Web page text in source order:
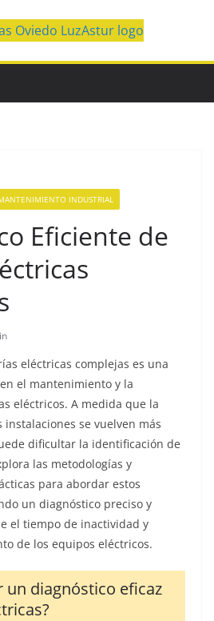
INDUSTRIAL
Eficiente de
eléctricas complejas es una
el mantenimiento y la
eléctricos. A medida que la
instalaciones se vuelven más
dificultar la identificación de
las metodologías y
para abordar estos
un diagnóstico preciso y
el tiempo de inactividad y
de los equipos eléctricos.
un diagnóstico eficaz